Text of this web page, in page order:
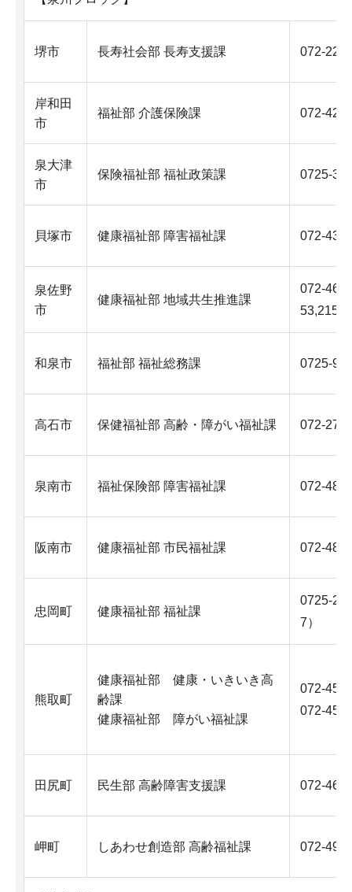
堺市 長寿社会部 長寿支援課 072-
岸和田
市
福祉部 介護保険課 072-
泉大津
市
保険福祉部 福祉政策課 0725-
貝塚市 健康福祉部 障害福祉課 072-
泉佐野
市
健康福祉部 地域共生推進課
072-
53,2157
和泉市 福祉部 福祉総務課 0725-
高石市 保健福祉部 高齢・障がい福祉課 072-
泉南市 福祉保険部 障害福祉課 072-
阪南市 健康福祉部 市民福祉課 072-
忠岡町 健康福祉部 福祉課
0725-
7）
熊取町
健康福祉部 健康・いきいき高
齢課
健康福祉部 障がい福祉課
072-
072-
田尻町 民生部 高齢障害支援課 072-
岬町 しあわせ創造部 高齢福祉課 072-